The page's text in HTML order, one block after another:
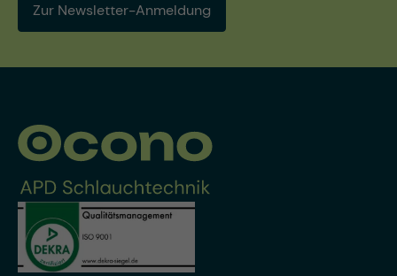
Zur Newsletter-Anmeldung